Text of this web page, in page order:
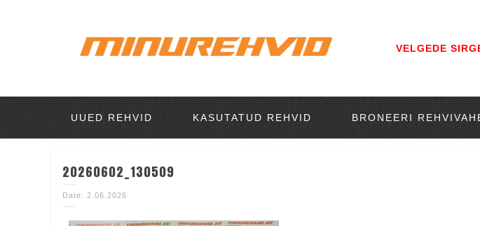
VELGEDE
UUED REHVID KASUTATUD REHVID BRONEERI
20260602_130509
Date: 2.06.2026